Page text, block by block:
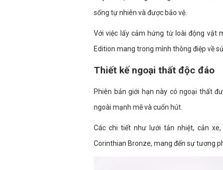
sống tự nhiên và được bảo vệ.
Với việc lấy cảm hứng từ loài động vật
Edition mang trong mình thông điệp về
Thiết kế ngoại thất độc đáo
Phiên bản giới hạn này có ngoại thất
ngoài mạnh mẽ và cuốn hút.
Các chi tiết như lưới tản nhiệt, cản
Corinthian Bronze, mang đến sự tương